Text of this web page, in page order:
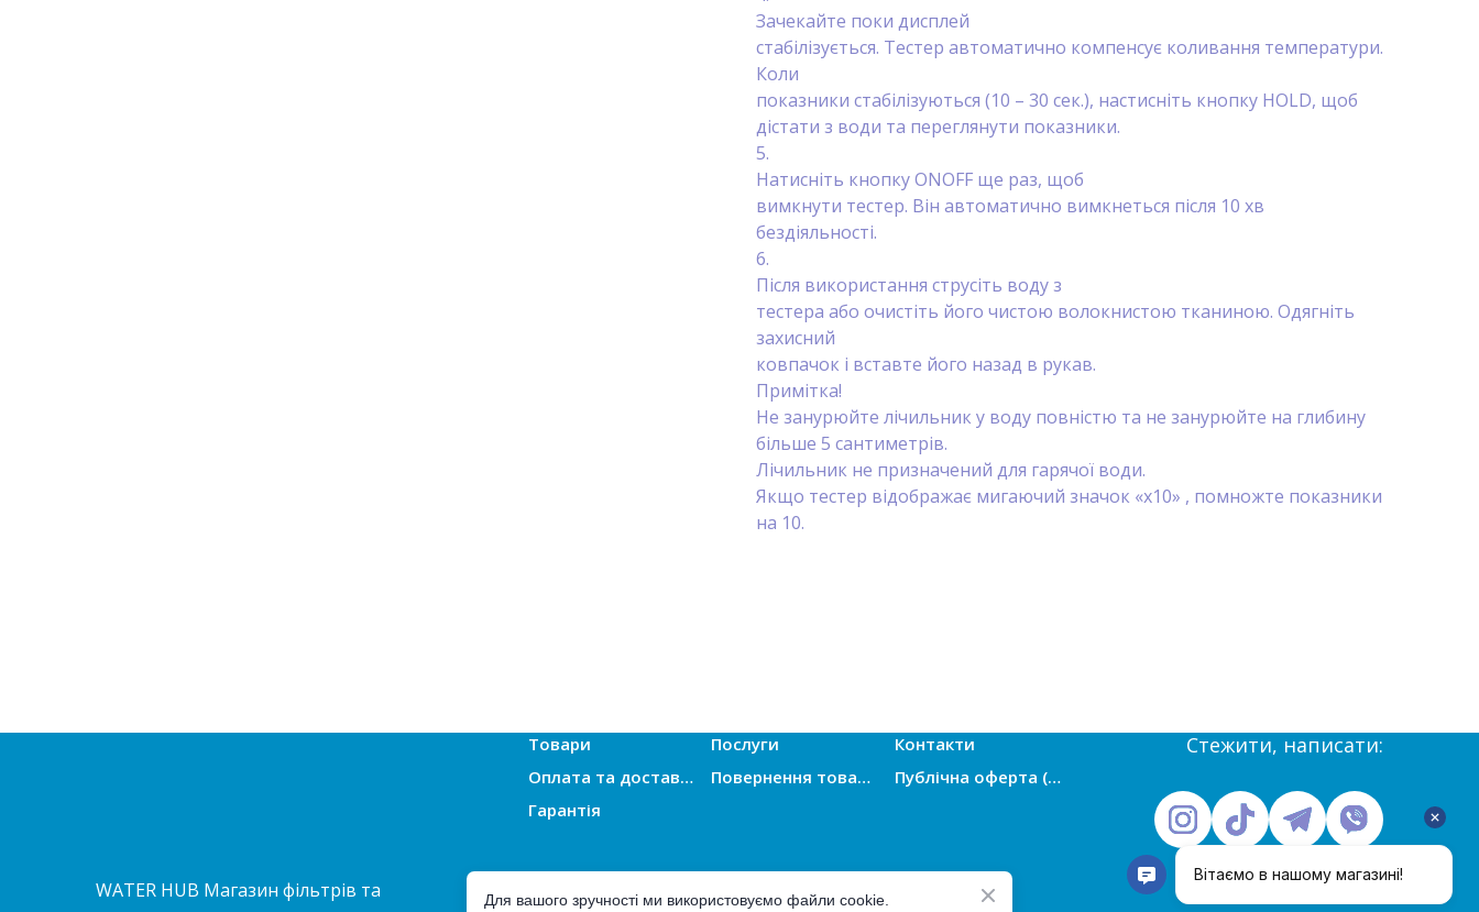
Зачекайте поки дисплей
стабілізується. Тестер автоматично компенсує коливання температури.
Коли
показники стабілізуються (10 – 30 сек.), настисніть кнопку HOLD, щоб
дістати з води та переглянути показники.
5.
Натисніть кнопку ONOFF ще раз, щоб
вимкнути тестер. Він автоматично вимкнеться після 10 хв
бездіяльності.
6.
Після використання струсіть воду з
тестера або очистіть його чистою волокнистою тканиною. Одягніть
захисний
ковпачок і вставте його назад в рукав.
Примітка!
Не занурюйте лічильник у воду повністю та не занурюйте на глибину
більше 5 сантиметрів.
Лічильник не призначений для гарячої води.
Якщо тестер відображає мигаючий значок «х10» , помножте показники
на 10.
WATER HUB Магазин фільтрів та
Товари Послуги
Контакти
Оплата та доставка
Повернення товарів
Публічна оферта (умови угоди)
Гарантія
Стежити, написати:
Для вашого зручності ми використовуємо файли cookie.